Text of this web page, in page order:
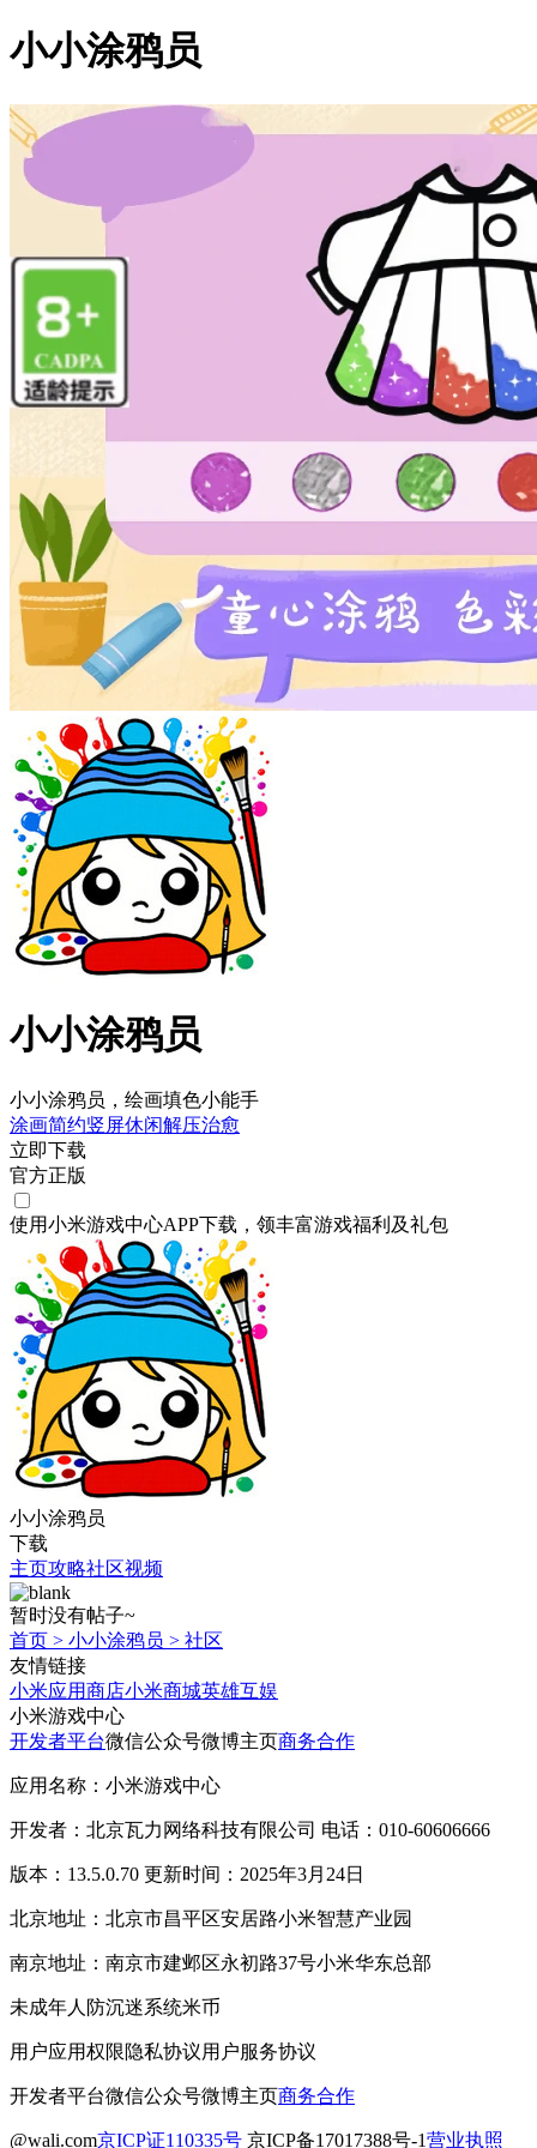
小小涂鸦员
小小涂鸦员
小小涂鸦员，绘画填色小能手
涂画简约竖屏休闲解压治愈
立即下载
官方正版
使用小米游戏中心APP下载 ，领丰富游戏福利 及礼包
小小涂鸦员
下载
主页攻略社区视频
暂时没有帖子~
首页 > 小小涂鸦员 > 社区
友情链接
小米应用商店小米商城英雄互娱
小米游戏中心
开发者平台微信公众号微博主页商务合作
应用名称：小米游戏中心
开发者：北京瓦力网络科技有限公司 电话：010-60606666
版本：13.5.0.70 更新时间：2025年3月24日
北京地址：北京市昌平区安居路小米智慧产业园
南京地址：南京市建邺区永初路37号小米华东总部
未成年人防沉迷系统米币
用户应用权限隐私协议用户服务协议
开发者平台微信公众号微博主页商务合作
@wali.com京ICP证110335号 京ICP备17017388号-1营业执照